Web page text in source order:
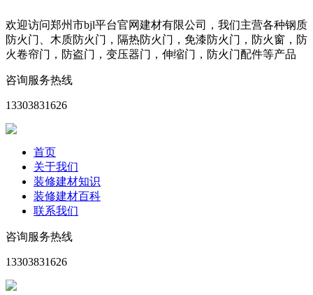
欢迎访问郑州市bjl平台官网建材有限公司，我们主营各种钢质
防火门、木质防火门，隔热防火门，免漆防火门，防火窗，防
火卷帘门，防盗门，变压器门，伸缩门，防火门配件等产品
咨询服务热线
13303831626
首页
关于我们
装修建材知识
装修建材百科
联系我们
咨询服务热线
13303831626